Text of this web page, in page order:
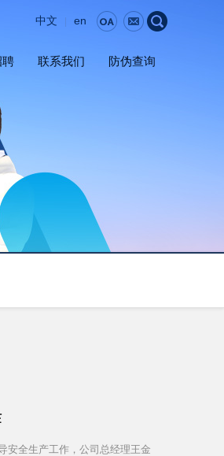
中文 en
聘 联系我们 防伪查询
安全生产工作，公司总经理王金